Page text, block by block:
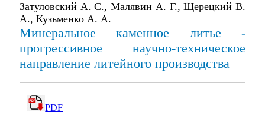
Затуловский А. С., Малявин А. Г., Щерецкий В.
А., Кузьменко А. А.
Минеральное каменное литье -
прогрессивное научно-техническое
направление литейного производства
PDF